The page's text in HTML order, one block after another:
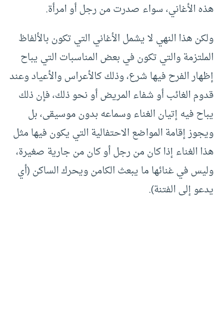
هذه الأغاني، سواء صدرت من رجل أو امرأة.
ولكن هذا النهي لا يشمل الأغاني التي تكون بالألفاظ
الملتزمة والتي تكون في بعض المناسبات التي يباح
إظهار الفرح فيها شرع، وذلك كالأعراس والأعياد وعند
قدوم الغائب أو شفاء المريض أو نحو ذلك، فإن ذلك
يباح فيه إتيان الغناء وسماعه بدون موسيقى، بل
ويجوز إقامة المواضع الاحتفالية التي يكون فيها مثل
هذا الغناء إذا كان من رجل أو كان من جارية صغيرة،
وليس في غنائها ما يبعث الكامن ويحرك الساكن (أي
يدعو إلى الفتنة).